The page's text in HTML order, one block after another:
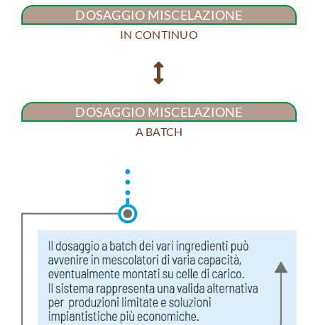
DOSAGGIO MISCELAZIONE
IN CONTINUO
DOSAGGIO MISCELAZIONE
A BATCH